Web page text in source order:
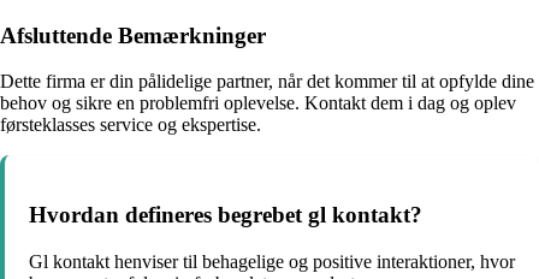
Afsluttende Bemærkninger
Dette firma er din pålidelige partner, når det kommer til at opfylde dine
behov og sikre en problemfri oplevelse. Kontakt dem i dag og oplev
førsteklasses service og ekspertise.
Hvordan defineres begrebet gl kontakt?
Gl kontakt henviser til behagelige og positive interaktioner, hvor